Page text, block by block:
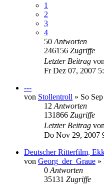
1
2
3
4
50 Antworten
246156 Zugriffe
Letzter Beitrag von
Fr Dez 07, 2007
---
von Stollentroll » So
12 Antworten
131866 Zugriffe
Letzter Beitrag von
Do Nov 29, 2007
Deutscher Ritterfilm,
von Georg_der_Graue »
0 Antworten
35131 Zugriffe